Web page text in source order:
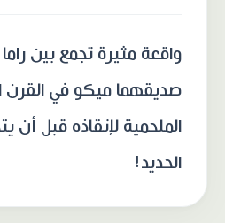
واقعة مثيرة تجمع بين
الملحمية لإنقاذه قبل أن
الحديد!